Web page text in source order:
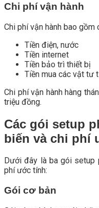
Chi phí vận hành
Chi phí vận hành bao gồm
Tiền điện, nước
Tiền internet
Tiền bảo trì thiết bị
Tiền mua các vật tư
Chi phí vận hành hàng
triệu đồng.
Các gói setup
biến và chi phí
Dưới đây là ba gói setup
phí ước tính:
Gói cơ bản